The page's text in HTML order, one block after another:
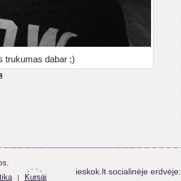
trukumas dabar ;)
| Kursai
ieskok.lt socialinėje erdvėje: